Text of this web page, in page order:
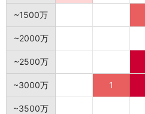
~1500万
~2000万
~2500万
~3000万 1
~3500万